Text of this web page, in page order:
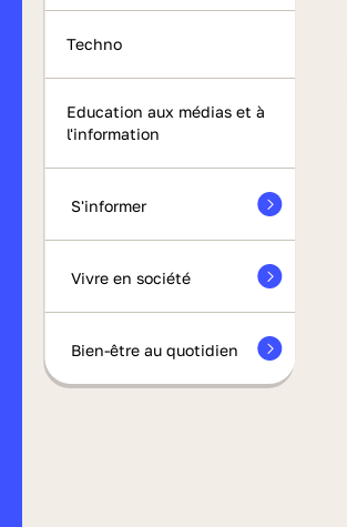
Techno
Education aux médias et à
l'information
S'informer
Vivre en société
Bien-être au quotidien